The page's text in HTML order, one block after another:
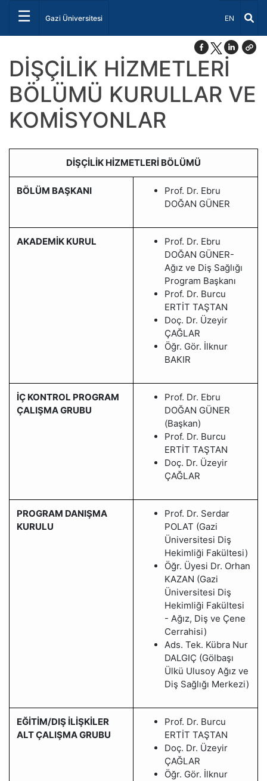
☰ Gazi Üniversitesi Dil Seçiniz
EN
DİŞÇİLİK HİZMETLERİ
BÖLÜMÜ KURULLAR VE
KOMİSYONLAR
DİŞÇİLİK HİZMETLERİ BÖLÜMÜ
BÖLÜM BAŞKANI
Prof. Dr. Ebru
DOĞAN GÜNER
AKADEMİK KURUL
Prof. Dr. Ebru
DOĞAN GÜNER-
Ağız ve Diş Sağlığı
Program Başkanı
Prof. Dr. Burcu
ERTİT TAŞTAN
Doç. Dr. Üzeyir
ÇAĞLAR
Öğr. Gör. İlknur
BAKIR
İÇ KONTROL PROGRAM
ÇALIŞMA GRUBU
Prof. Dr. Ebru
DOĞAN GÜNER
(Başkan)
Prof. Dr. Burcu
ERTİT TAŞTAN
Doç. Dr. Üzeyir
ÇAĞLAR
PROGRAM DANIŞMA
KURULU
Prof. Dr. Serdar
POLAT (Gazi
Üniversitesi Diş
Hekimliği Fakültesi)
Öğr. Üyesi Dr. Orhan
KAZAN (Gazi
Üniversitesi Diş
Hekimliği Fakültesi
- Ağız, Diş ve Çene
Cerrahisi)
Ads. Tek. Kübra Nur
DALGIÇ (Gölbaşı
Ülkü Ulusoy Ağız ve
Diş Sağlığı Merkezi)
EĞİTİM/DIŞ İLİŞKİLER
ALT ÇALIŞMA GRUBU
Prof. Dr. Burcu
ERTİT TAŞTAN
Doç. Dr. Üzeyir
ÇAĞLAR
Öğr. Gör. İlknur